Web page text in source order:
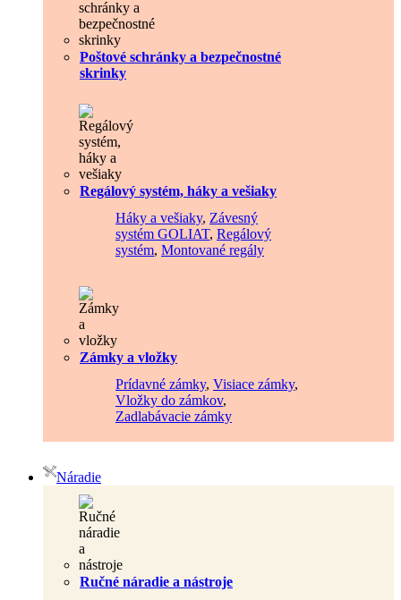
Poštové schránky a bezpečnostné
skrinky
Regálový systém, háky a vešiaky
Háky a vešiaky, Závesný
systém GOLIAT, Regálový
systém, Montované regály
Zámky a vložky
Prídavné zámky, Visiace zámky,
Vložky do zámkov,
Zadlabávacie zámky
Náradie
Ručné náradie a nástroje